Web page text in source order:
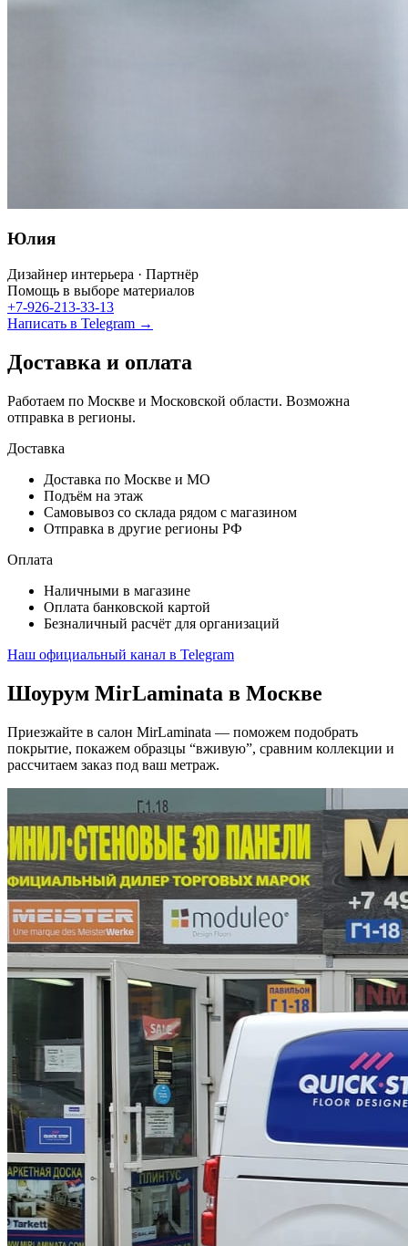
Юлия
Дизайнер интерьера · Партнёр
Помощь в выборе материалов
+7-926-213-33-13
Написать в Telegram →
Доставка и оплата
Работаем по Москве и Московской области. Возможна
отправка в регионы.
Доставка
Доставка по Москве и МО
Подъём на этаж
Самовывоз со склада рядом с магазином
Отправка в другие регионы РФ
Оплата
Наличными в магазине
Оплата банковской картой
Безналичный расчёт для организаций
Наш официальный канал в Telegram
Шоурум MirLaminata в Москве
Приезжайте в салон MirLaminata — поможем подобрать
покрытие, покажем образцы “вживую”, сравним коллекции и
рассчитаем заказ под ваш метраж.